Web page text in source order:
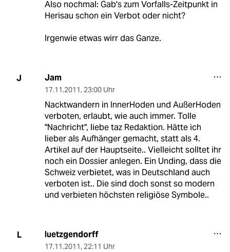
Also nochmal: Gab's zum Vorfalls-Zeitpunkt in
Herisau schon ein Verbot oder nicht?
Irgenwie etwas wirr das Ganze.
J Jam
17.11.2011, 23:00 Uhr
Nacktwandern in InnerHoden und AußerHoden
verboten, erlaubt, wie auch immer. Tolle
"Nachricht", liebe taz Redaktion. Hätte ich
lieber als Aufhänger gemacht, statt als 4.
Artikel auf der Hauptseite.. Vielleicht solltet ihr
noch ein Dossier anlegen. Ein Unding, dass die
Schweiz verbietet, was in Deutschland auch
verboten ist.. Die sind doch sonst so modern
und verbieten höchsten religiöse Symbole..
L luetzgendorff
17.11.2011, 22:11 Uhr